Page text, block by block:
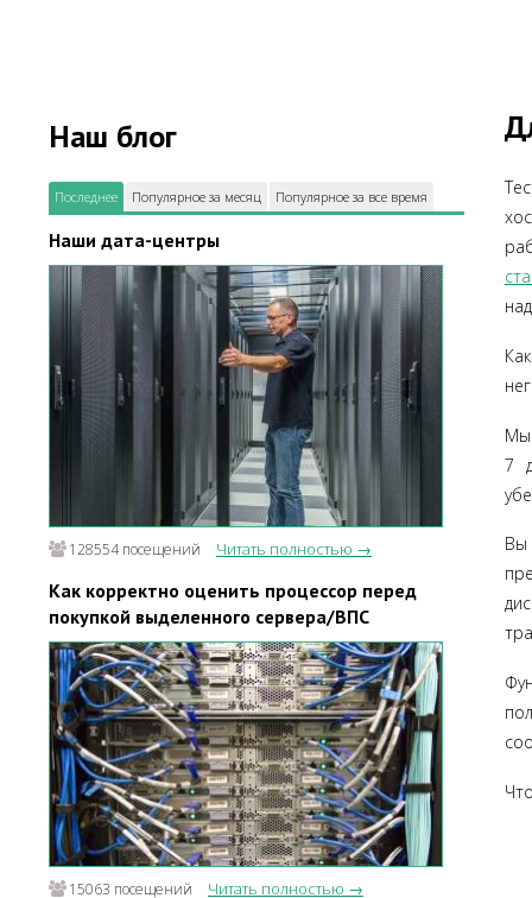
Наш блог
Последнее Популярное за месяц Популярное за все время
Наши дата-центры
128554 посещений Читать полностью →
Как корректно оценить процессор перед
покупкой выделенного сервера/ВПС
15063 посещений Читать полностью →
Мы
7
Вы